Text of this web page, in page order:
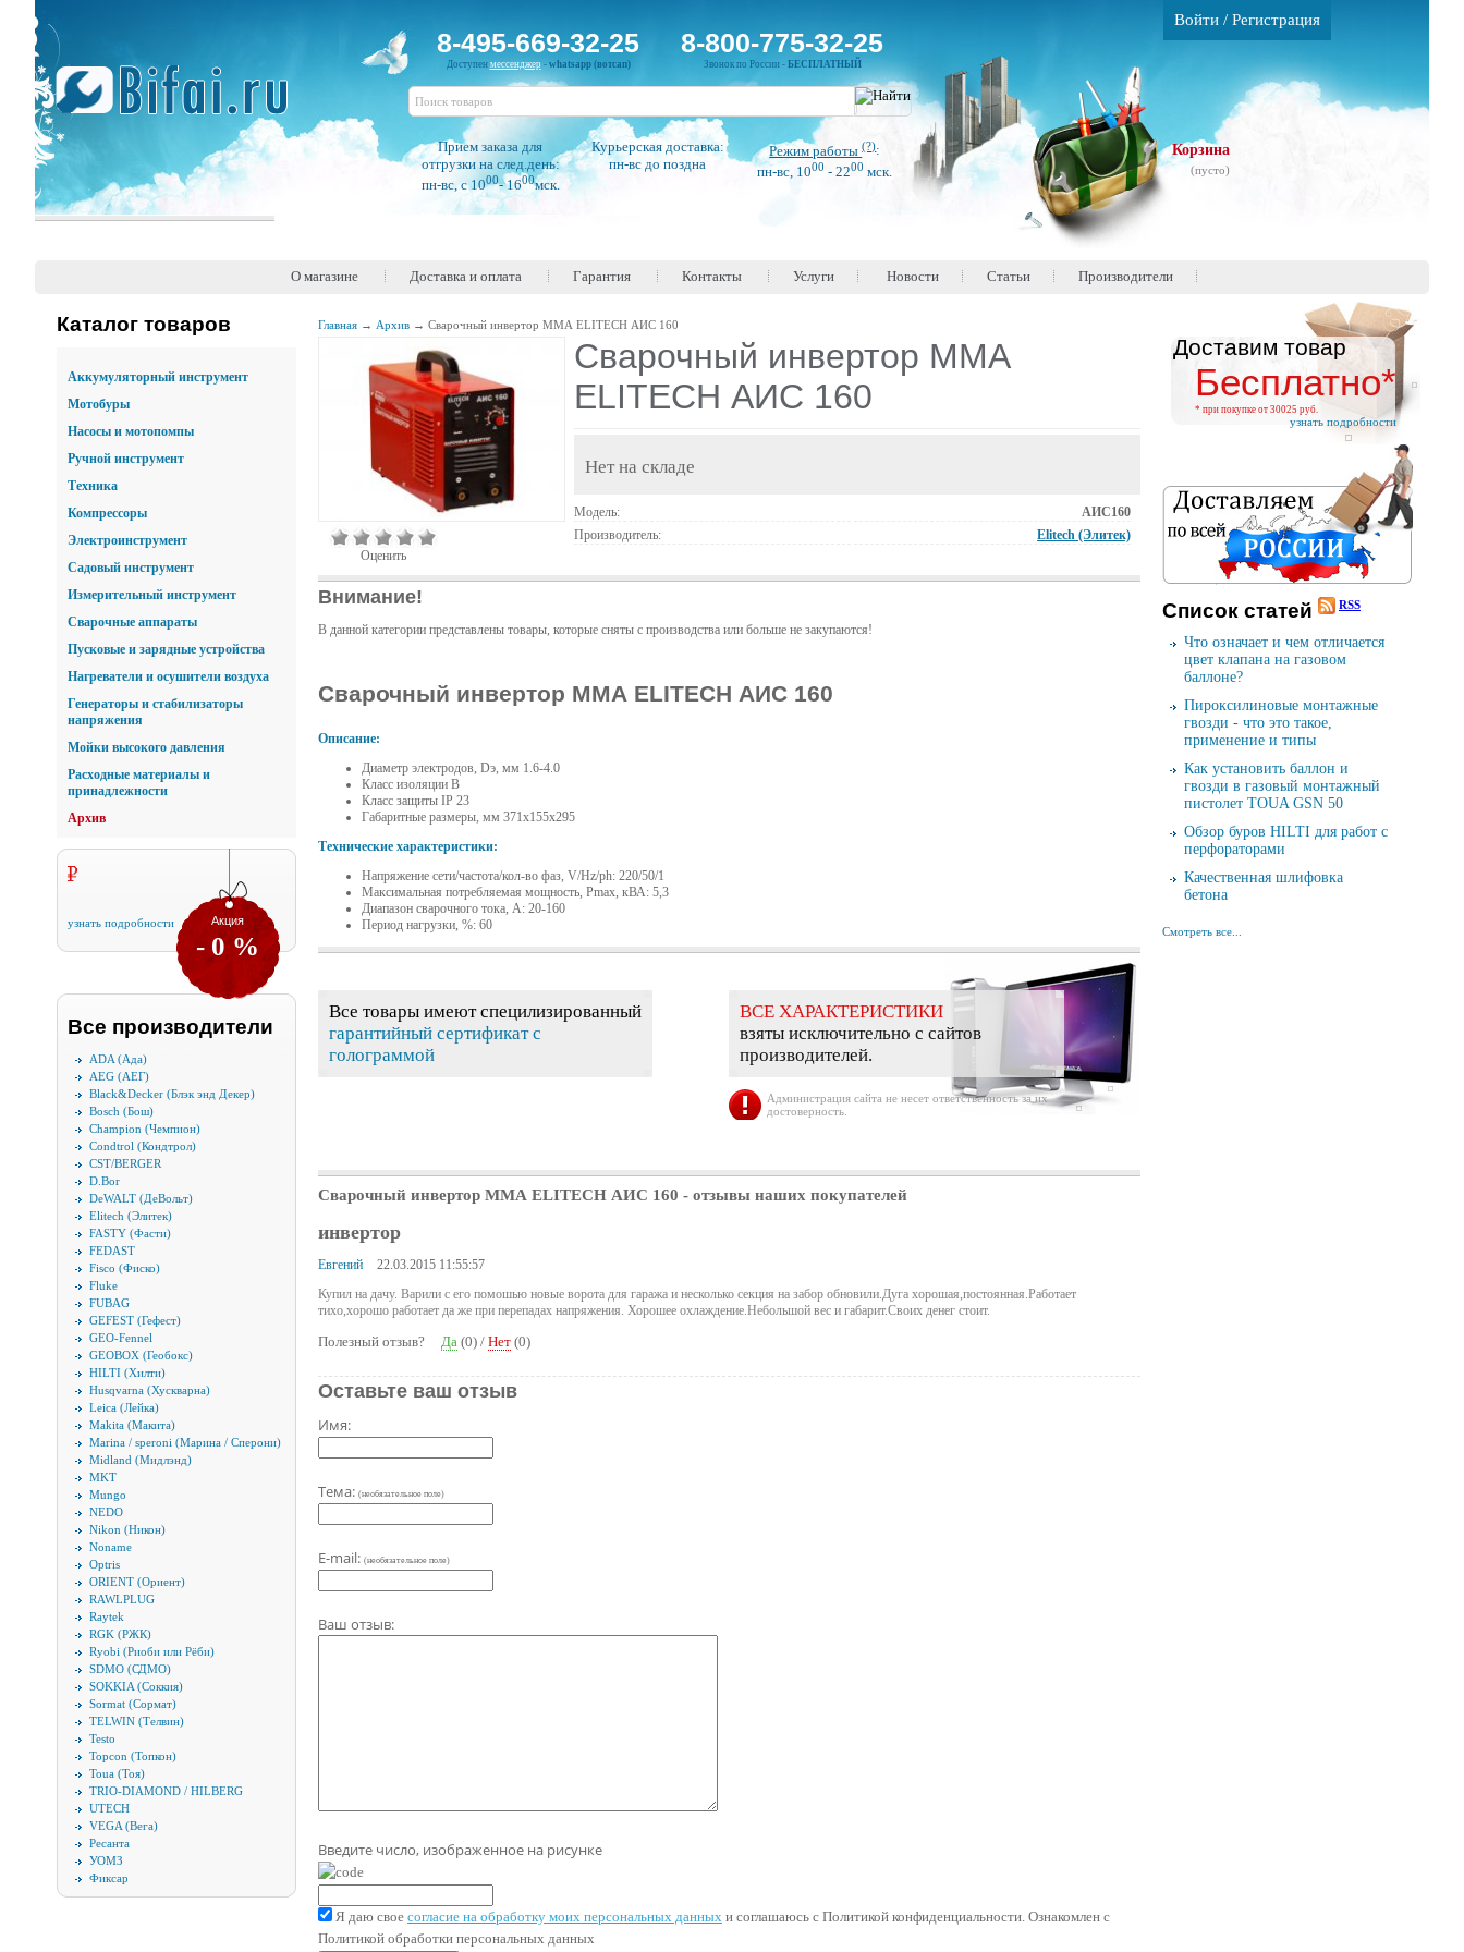
Войти /Регистрация
8-495-669-32-25
Доступен мессенджер- whatsapp (вотсап)
8-800-775-32-25
Звонок по России - БЕСПЛАТНЫЙ
Прием заказа для
отгрузки на след.день:
пн-вс, c 1000- 1600мск.
Курьерская доставка:
пн-вс до поздна
Режим работы(?):
пн-вс, 1000 - 2200 мск.
Корзина
(пусто)
О магазине Доставка и оплата Гарантия Контакты Услуги Новости Статьи Производители
Каталог товаров
Аккумуляторный инструмент
Мотобуры
Насосы и мотопомпы
Ручной инструмент
Техника
Компрессоры
Электроинструмент
Садовый инструмент
Измерительный инструмент
Сварочные аппараты
Пусковые и зарядные устройства
Нагреватели и осушители воздуха
Генераторы и стабилизаторы
напряжения
Мойки высокого давления
Расходные материалы и
принадлежности
Архив
Акция
- 0 %
узнать подробности
Все производители
ADA (Ада)
AEG (АЕГ)
Black&Decker (Блэк энд Декер)
Bosch (Бош)
Champion (Чемпион)
Condtrol (Кондтрол)
CST/BERGER
D.Bor
DeWALT (ДеВольт)
Elitech (Элитек)
FASTY (Фасти)
FEDAST
Fisco (Фиско)
Fluke
FUBAG
GEFEST (Гефест)
GEO-Fennel
GEOBOX (Геобокс)
HILTI (Хилти)
Husqvarna (Хускварна)
Leica (Лейка)
Makita (Макита)
Marina / speroni (Марина / Сперони)
Midland (Мидлэнд)
MKT
Mungo
NEDO
Nikon (Никон)
Noname
Optris
ORIENT (Ориент)
RAWLPLUG
Raytek
RGK (РЖК)
Ryobi (Риоби или Рёби)
SDMO (СДМО)
SOKKIA (Соккия)
Sormat (Сормат)
TELWIN (Телвин)
Testo
Topcon (Топкон)
Toua (Тоя)
TRIO-DIAMOND / HILBERG
UTECH
VEGA (Вега)
Ресанта
УОМЗ
Фиксар
Главная → Архив → Сварочный инвертор ММА ELITECH АИС 160
Оценить
Сварочный инвертор ММА
ELITECH АИС 160
Нет на складе
Модель:
АИС160
Производитель:
Elitech (Элитек)
Внимание!
В данной категории представлены товары, которые сняты с производства или больше не закупаются!
Сварочный инвертор ММА ELITECH АИС 160
Описание:
Диаметр электродов, Dэ, мм 1.6-4.0
Класс изоляции B
Класс защиты IP 23
Габаритные размеры, мм 371x155x295
Технические характеристики:
Напряжение сети/частота/кол-во фаз, V/Hz/ph: 220/50/1
Максимальная потребляемая мощность, Pmax, кВА: 5,3
Диапазон сварочного тока, A: 20-160
Период нагрузки, %: 60
Все товары имеют специлизированный
гарантийный сертификат с
голограммой
ВСЕ ХАРАКТЕРИСТИКИ
взяты исключительно с сайтов
производителей.
Администрация сайта не несет ответственность за их
достоверность.
Сварочный инвертор ММА ELITECH АИС 160 - отзывы наших покупателей
инвертор
Евгений
22.03.2015 11:55:57
Купил на дачу. Варили с его помошью новые ворота для гаража и несколько секция на забор обновили.Дуга хорошая,постоянная.Работает
тихо,хорошо работает да же при перепадах напряжения. Хорошее охлаждение.Небольшой вес и габарит.Своих денег стоит.
Полезный отзыв? Да (0) / Нет (0)
Оставьте ваш отзыв
Имя:
Тема: (необязательное поле)
E-mail: (необязательное поле)
Ваш отзыв:
Введите число, изображенное на рисунке
Я даю свое согласие на обработку моих персональных данных и соглашаюсь с Политикой конфиденциальности. Ознакомлен с
Политикой обработки персональных данных
Доставим товар
Бесплатно*
* при покупке от 30025 руб.
узнать подробности
Cписок cтатей RSS
Что означает и чем отличается
цвет клапана на газовом
баллоне?
Пироксилиновые монтажные
гвозди - что это такое,
применение и типы
Как установить баллон и
гвозди в газовый монтажный
пистолет TOUA GSN 50
Обзор буров HILTI для работ с
перфораторами
Качественная шлифовка
бетона
Смотреть все...